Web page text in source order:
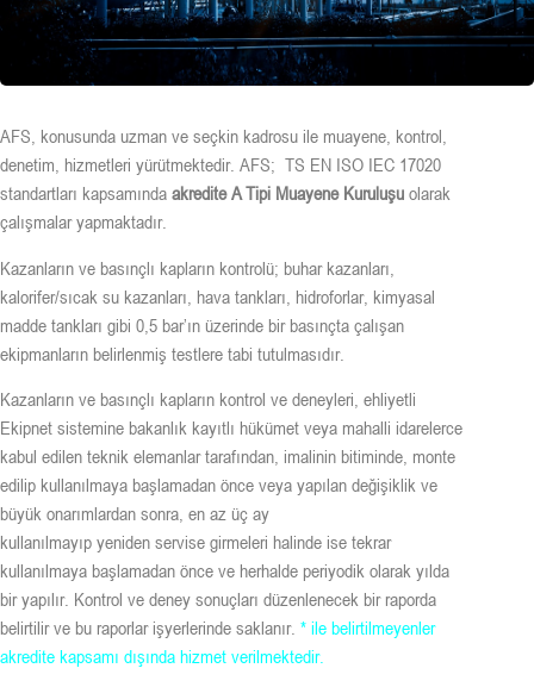
AFS, konusunda uzman ve seçkin kadrosu ile muayene, kontrol,
denetim, hizmetleri yürütmektedir. AFS; TS EN ISO IEC 17020
standartları kapsamında akredite A Tipi Muayene Kuruluşu olarak
çalışmalar yapmaktadır.
Kazanların ve basınçlı kapların kontrolü; buhar kazanları,
kalorifer/sıcak su kazanları, hava tankları, hidroforlar, kimyasal
madde tankları gibi 0,5 bar’ın üzerinde bir basınçta çalışan
ekipmanların belirlenmiş testlere tabi tutulmasıdır.
Kazanların ve basınçlı kapların kontrol ve deneyleri, ehliyetli
Ekipnet sistemine bakanlık kayıtlı hükümet veya mahalli idarelerce
kabul edilen teknik elemanlar tarafından, imalinin bitiminde, monte
edilip kullanılmaya başlamadan önce veya yapılan değişiklik ve
büyük onarımlardan sonra, en az üç ay
kullanılmayıp yeniden servise girmeleri halinde ise tekrar
kullanılmaya başlamadan önce ve herhalde periyodik olarak yılda
bir yapılır. Kontrol ve deney sonuçları düzenlenecek bir raporda
belirtilir ve bu raporlar işyerlerinde saklanır. * ile belirtilmeyenler
akredite kapsamı dışında hizmet verilmektedir.